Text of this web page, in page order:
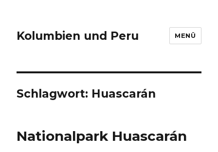
Kolumbien und Peru MENÜ
Schlagwort: Huascarán
Nationalpark Huascarán